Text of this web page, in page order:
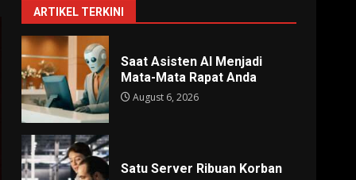
ARTIKEL TERKINI
Saat Asisten AI Menjadi
Mata-Mata Rapat Anda
August 6, 2026
Satu Server Ribuan Korban